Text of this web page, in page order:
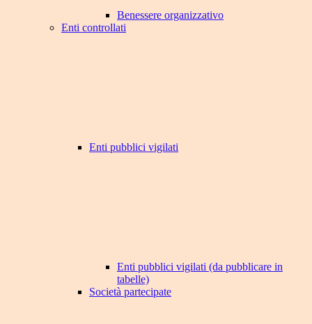
Benessere organizzativo
Enti controllati
Enti pubblici vigilati
Enti pubblici vigilati (da pubblicare in
tabelle)
Società partecipate